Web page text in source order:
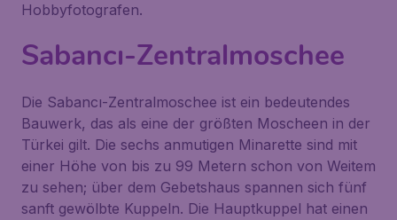
Hobbyfotografen.
Sabancı-Zentralmoschee
Die Sabancı-Zentralmoschee ist ein bedeutendes
Bauwerk, das als eine der größten Moscheen in der
Türkei gilt. Die sechs anmutigen Minarette sind mit
einer Höhe von bis zu 99 Metern schon von Weitem
zu sehen; über dem Gebetshaus spannen sich fünf
sanft gewölbte Kuppeln. Die Hauptkuppel hat einen